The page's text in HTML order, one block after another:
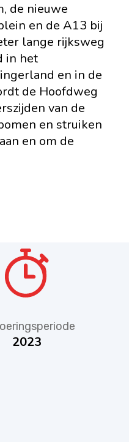
de nieuwe
en de A13 bij
lange rijksweg
in het
en in de
de Hoofdweg
van de
en struiken
en om de
2023